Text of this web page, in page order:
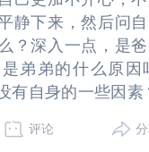
的时候，做几次
出去转一转，给
自己想做的事情
于自我成长方面
关系中成长》《
着你！我是壹心理
深呼吸，给自己
自己松松绑，按
，可以吗？推荐
书籍，比如《静
被讨厌的勇气》
理倾听师杨瑞民，
完美的父母。为
的爱，而不是非
就是说，如果自
的，那么找遍全
从感受的角度来说
因为你可能也会有
母。为何不去选
不是非要去比较
如果自己非要拿
找遍全天下的父
角度来说，你的不
能也会有孩子，你
静下来，然后问
？深入一点，是
弟弟的什么原因
有自身的一些因素
关心一下也好还是
静下来，然后问
？深入一点，是
弟弟的什么原因
有自身的一些因
下也好还是其他什
评论